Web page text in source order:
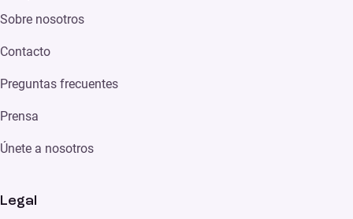
Sobre nosotros
Contacto
Preguntas frecuentes
Prensa
Únete a nosotros
Legal